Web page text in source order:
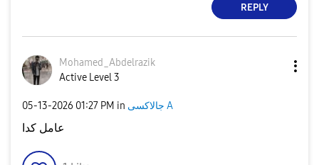
REPLY
Mohamed_Abdelrazik
Active Level 3
‎05-13-2026 01:27 PM in جالاكسى A
عامل كدا